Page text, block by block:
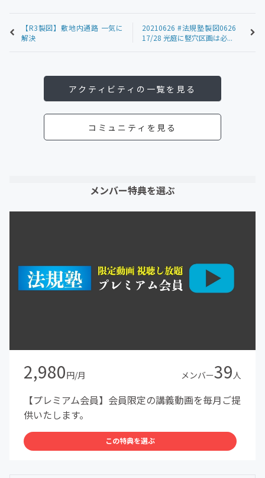
【R3製図】敷地内通路 一気に
解決
20210626 #法規塾製図0626
17/28 光庭に竪穴区画は必...
アクティビティの一覧を見る
コミュニティを見る
メンバー特典を選ぶ
2,980円/月 メンバー39人
【プレミアム会員】会員限定の講義動画を毎月ご提
供いたします。
この特典を選ぶ